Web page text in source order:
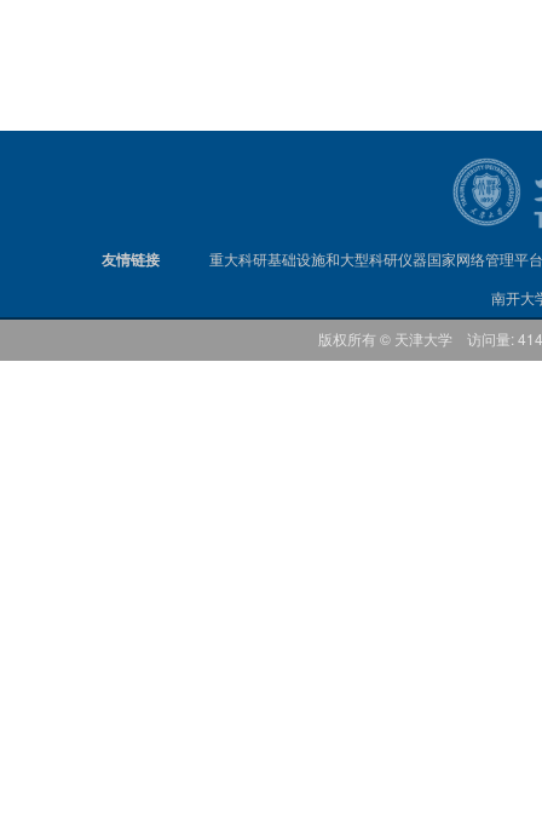
友情链接
重大科研基础设施和大型科研仪器国家网络管理平台
南开大
版权所有 © 天津大学 访问量: